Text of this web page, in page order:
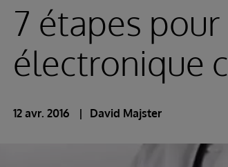
7 étapes
électronique
12 avr. 2016 David Majster